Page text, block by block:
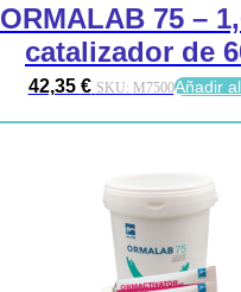
ORMALAB 75 –
catalizador de
42,35 € SKU: M7500Añadir